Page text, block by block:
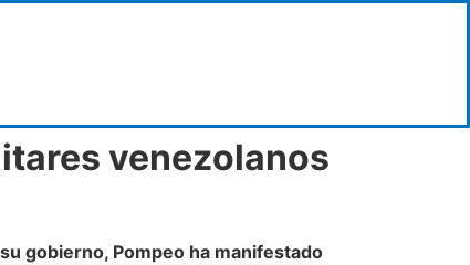
venezolanos
gobierno, Pompeo ha manifestado